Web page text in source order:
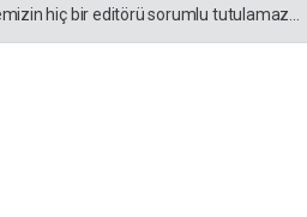
hiç bir editörü sorumlu tutulamaz...